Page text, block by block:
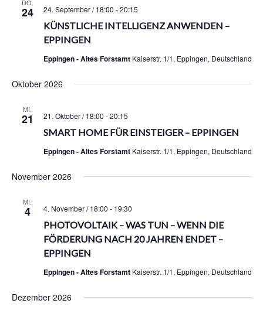
e
DO.
24
KÜNSTLICHE INTELLIGENZ ANWENDEN –
EPPINGEN
24. September / 18:00 -20:15
Eppingen - Altes Forstamt Kaiserstr. 1/1, Eppingen, Deutschland
Oktober 2026
MI.
21
SMART HOME FÜR EINSTEIGER – EPPINGEN
21. Oktober / 18:00 -20:15
Eppingen - Altes Forstamt Kaiserstr. 1/1, Eppingen, Deutschland
November 2026
MI.
4
PHOTOVOLTAIK – WAS TUN – WENN DIE
FÖRDERUNG NACH 20 JAHREN ENDET –
EPPINGEN
4. November / 18:00 - 19:30
Eppingen - Altes Forstamt Kaiserstr. 1/1, Eppingen, Deutschland
Dezember 2026